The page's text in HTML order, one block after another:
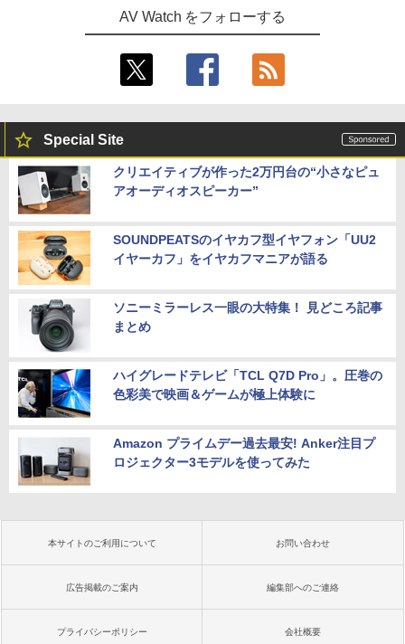
AV Watch をフォローする
Special Site
クリエイティブが作った2万円台の“小さなピュ
アオーディオスピーカー”
SOUNDPEATSのイヤカフ型イヤフォン「UU2
イヤーカフ」をイヤカフマニアが語る
ソニーミラーレス一眼の大特集！ 見どころ記事
まとめ
ハイグレードテレビ「TCL Q7D Pro」。圧巻の
色彩美で映画＆ゲームが極上体験に
Amazon プライムデー過去最安! Anker注目プ
ロジェクター3モデルを使ってみた
本サイトのご利用について お問い合わせ
広告掲載のご案内 編集部へのご連絡
プライバシーポリシー 会社概要